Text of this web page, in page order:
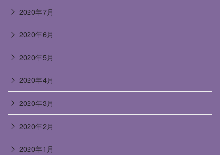
2020年7月
2020年6月
2020年5月
2020年4月
2020年3月
2020年2月
2020年1月